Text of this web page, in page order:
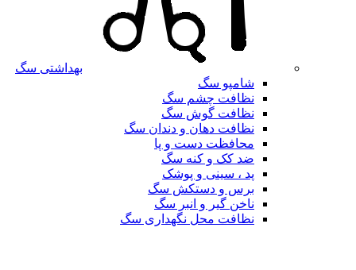
بهداشتی سگ
شامپو سگ
نظافت چشم سگ
نظافت گوش سگ
نظافت دهان و دندان سگ
محافظت دست و پا
ضد کک و کنه سگ
پد ، سینی و پوشک
برس و دستکش سگ
ناخن گیر و انبر سگ
نظافت محل نگهداری سگ